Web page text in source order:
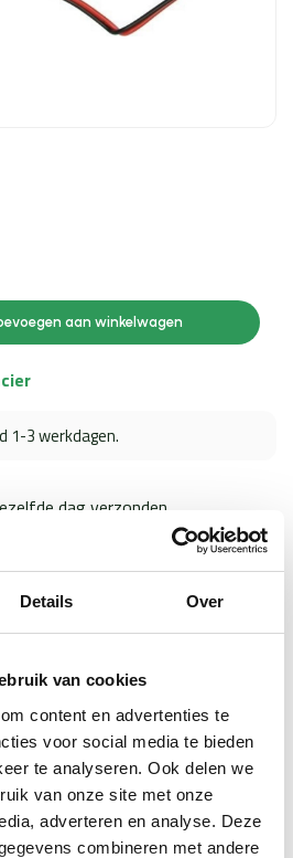
Details Over
van cookies
content en advertenties te
voor social media te bieden
te analyseren. Ook delen we
van onze site met onze
adverteren en analyse. Deze
combineren met andere
aan winkelwagen
1-3 werkdagen.
dag verzonden